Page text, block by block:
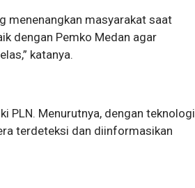
menenangkan masyarakat saat
dengan Pemko Medan agar
katanya.
PLN. Menurutnya, dengan teknologi
terdeteksi dan diinformasikan